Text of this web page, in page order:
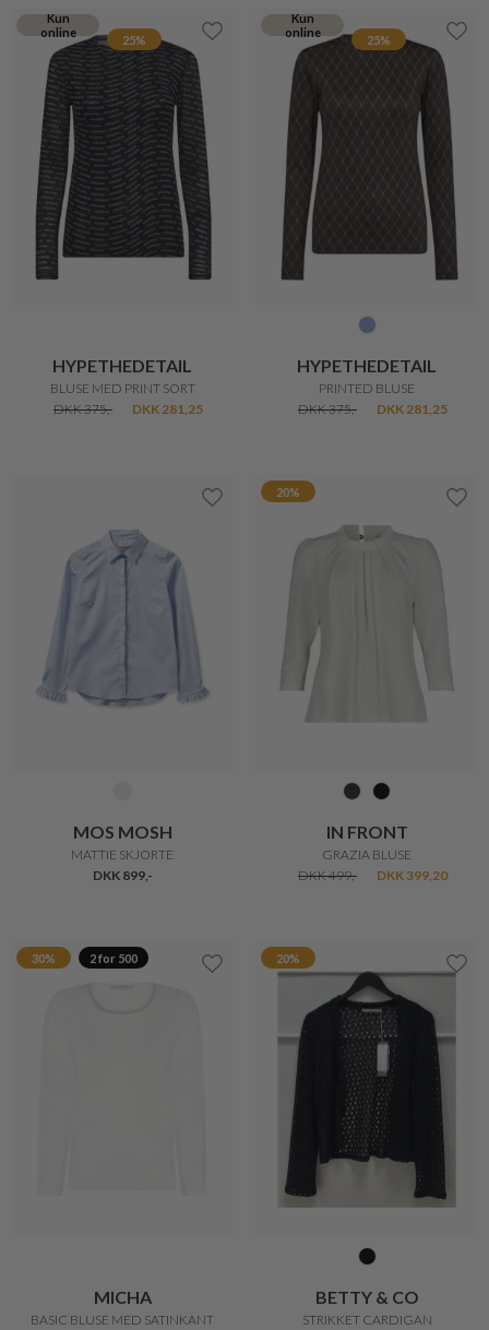
Kun
online
25%
HYPETHEDETAIL
BLUSE MED PRINT SORT
DKK 375,-
DKK 281,25
Kun
online
25%
HYPETHEDETAIL
PRINTED BLUSE
DKK 375,-
DKK 281,25
MOS MOSH
MATTIE SKJORTE
DKK 899,-
20%
IN FRONT
GRAZIA BLUSE
DKK 499,-
DKK 399,20
30% 2 for 500
MICHA
BASIC BLUSE MED SATINKANT
20%
BETTY & CO
STRIKKET CARDIGAN